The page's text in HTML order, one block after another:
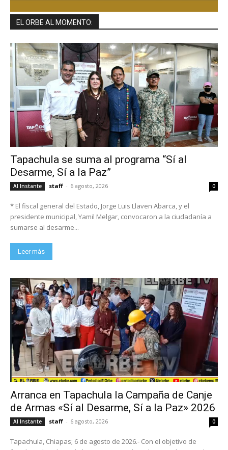
EL ORBE AL MOMENTO:
Tapachula se suma al programa “Sí al
Desarme, Sí a la Paz”
Al Instante staff - 6 agosto, 2026 0
* El fiscal general del Estado, Jorge Luis Llaven Abarca, y el
presidente municipal, Yamil Melgar, convocaron a la ciudadanía a
sumarse al desarme...
Leer más
Arranca en Tapachula la Campaña de Canje
de Armas «Sí al Desarme, Sí a la Paz» 2026
Al Instante staff - 6 agosto, 2026 0
Tapachula, Chiapas; 6 de agosto de 2026.- Con el objetivo de